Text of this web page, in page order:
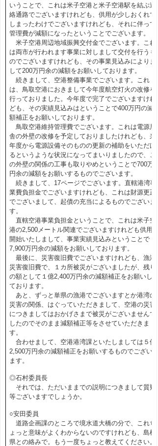
いうことで、これは米子空港と米子空港駅を結ぶ連
絡通路でございますけれども、供用が少しおくれて
しまったわけでございますけれども、それに伴って
管理費が減額になったということでございます。
米子空港周辺地域振興交付金でございます。これ
は両市が行われます事業に対しまして交付を行うも
のでございますけれども、その事業見込みによりま
して200万円余の減額をお願いしております。
続きまして、空港整備事業でございます。これ
は、鳥取空港におきまして今年度航空灯火の改修を
行っておりました。今年度で完了でございますけれ
ども、その実績見込みはということで400万円の減
額補正をお願いしております。
鳥取空港維持管理費でございます。これは電源局
舎の外壁の改修を予定しておりましたけれども、来
年度から電源設備そのものの更新の補助をいただけ
るというような状況になってまいりましたので、こ
の外壁の関係の工事も取りやめということで700万
円余の減額をお願いするものでございます。
続きまして、17ページでございます。直轄港湾事
業費負担金でございますけれども、これは財源更正
でございまして、起債の充当によるものでございま
す。
直轄空港事業負担金ということで、これは米子空
港の2,500メートル関連でございますけれども供用
開始いたしまして、事業実績見込みということで
7,900万円余の減額をお願いしております。
最後に、災害復旧費でございますけれども、漁港
災害復旧費で、１カ所被災がございましたが、残り
の額として１億2,400万円余の減額補正をお願いし
ております。
あと、ずっと単県の漁港でございますとか港湾の
災害の関係、はぐっていただきまして、空港の災害
につきましてはおかげさまで被災がございませんで
したのでそのまま減額補正等をさせていただきま
す。
合わせまして、空港港湾課といたしましては５億
2,500万円余の減額補正をお願いするものでござい
ます。
◎石村委員長
それでは、ただいままでの説明につきまして質疑
等ございますでしょうか。
○安田委員
道路企画課のところで境水道大橋の分で、これち
ょっと意味がよくわからないのですけれども、島根
県との絡みで。もう一度ちょっと教えてください。